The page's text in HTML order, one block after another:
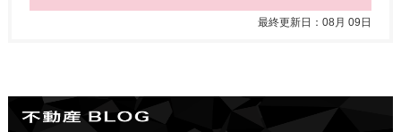
最終更新日：08月09 日